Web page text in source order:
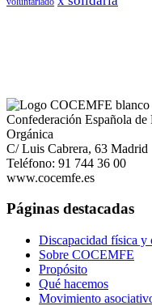
Confederación Española
Orgánica
C/ Luis Cabrera, 63 Madrid
Teléfono: 91 744 36 00
www.cocemfe.es
Páginas destacadas
Discapacidad física y
Sobre COCEMFE
Propósito
Qué hacemos
Movimiento